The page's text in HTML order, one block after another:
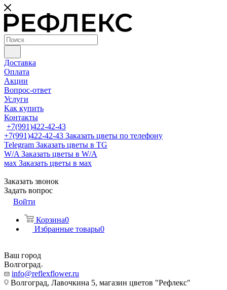
Доставка
Оплата
Акции
Вопрос-ответ
Услуги
Как купить
Контакты
+7(991)422-42-43
+7(991)422-42-43 Заказать цветы по телефону
Telegram Заказать цветы в TG
W/A Заказать цветы в W/A
мах Заказать цветы в мах
Заказать звонок
Задать вопрос
Войти
Корзина0
Избранные товары0
Ваш город
Волгоград
info@reflexflower.ru
Волгоград, Лавочкина 5, магазин цветов "Рефлекс"